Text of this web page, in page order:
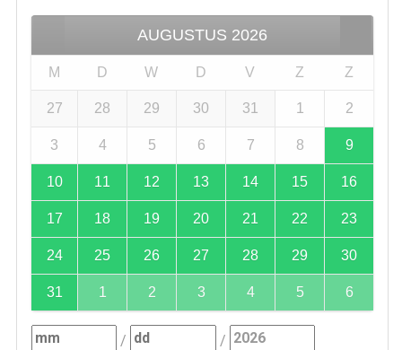
AUGUSTUS 2026
M D W D V Z Z
27 28 29 30 31 1 2
3 4 5 6 7 8 9
10 11 12 13 14 15 16
17 18 19 20 21 22 23
24 25 26 27 28 29 30
31 1 2 3 4 5 6
/ /